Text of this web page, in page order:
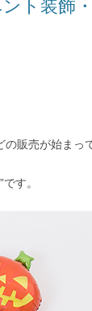
ト装飾
販売が始まっ
す。